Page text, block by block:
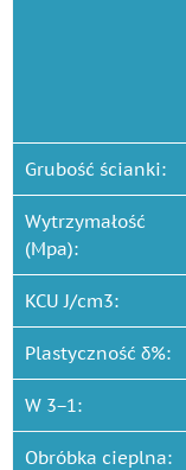
Grubość ścianki:
Wytrzymałość
(Mpa):
KCU J/cm3:
Plastyczność δ%:
W 3−1:
Obróbka cieplna: